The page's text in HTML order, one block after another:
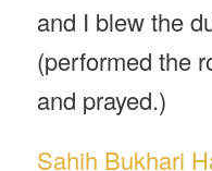
and I blew the
(performed the
and prayed.)
Sahih Bukhari